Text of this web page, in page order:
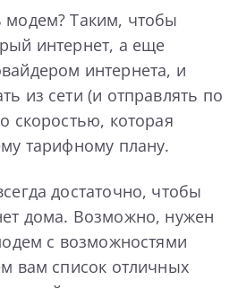
Таким, чтобы
интернет, а еще
интернета, и
из сети (и отправлять по
скоростью, которая
тарифному плану.
достаточно, чтобы
дома. Возможно, нужен
с возможностями
вам список отличных